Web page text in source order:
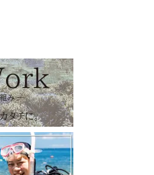
公開中！
ル Blog
】
情報を知りたい方へ
コチラから
UCYG3vspMIHdLQaKA7XNIjD